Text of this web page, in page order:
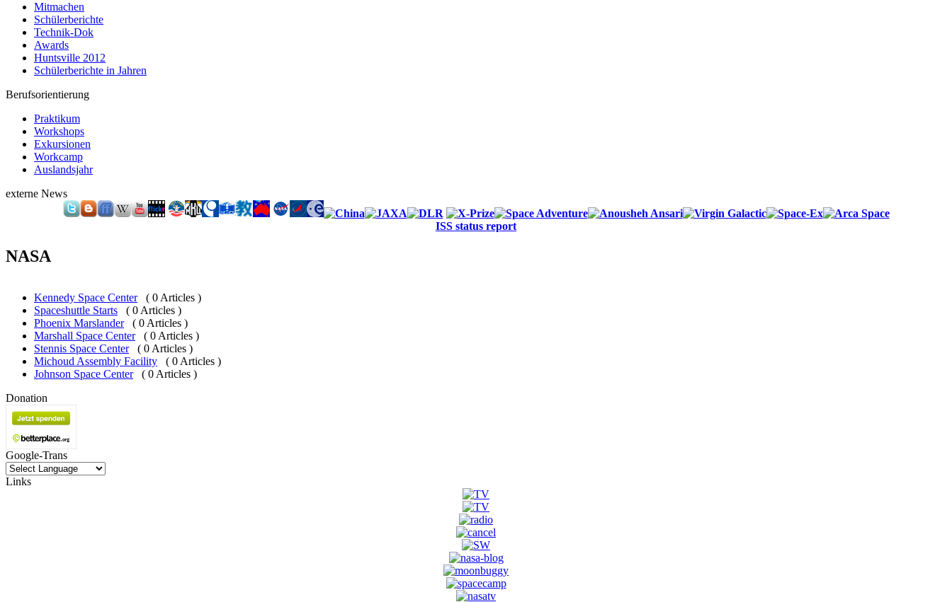
Mitmachen
Schülerberichte
Technik-Dok
Awards
Huntsville 2012
Schülerberichte in Jahren
Berufsorientierung
Praktikum
Workshops
Exkursionen
Workcamp
Auslandsjahr
externe News
ISS status report
NASA
Kennedy Space Center
( 0 Articles )
Spaceshuttle Starts
( 0 Articles )
Phoenix Marslander
( 0 Articles )
Marshall Space Center
( 0 Articles )
Stennis Space Center
( 0 Articles )
Michoud Assembly Facility
( 0 Articles )
Johnson Space Center
( 0 Articles )
Donation
Google-Trans
Links